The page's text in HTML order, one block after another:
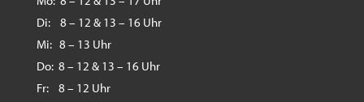
Di: 8 – 12 & 13 – 16 Uhr
Mi: 8 – 13 Uhr
Do: 8 – 12 & 13 – 16 Uhr
Fr: 8 – 12 Uhr